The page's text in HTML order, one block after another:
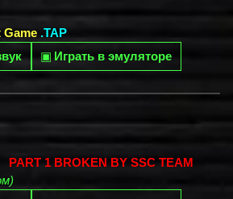
Game .TAP
▣ Играть в эмуляторе
PART 1 BROKEN BY SSC TEAM